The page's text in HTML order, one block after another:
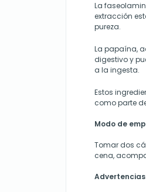
La
extracción
pureza.
La papaína,
digestivo y
a la ingesta.
Estos
como parte
Modo de
Tomar dos
cena,
Advertencias